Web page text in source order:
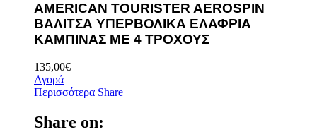
AMERICAN TOURISTER AEROSPIN
ΒΑΛΙΤΣΑ ΥΠΕΡΒΟΛΙΚΑ ΕΛΑΦΡΙΑ
ΚΑΜΠΙΝΑΣ ME 4 ΤΡΟΧΟΥΣ
135,00€
Αγορά
Περισσότερα Share
Share on: